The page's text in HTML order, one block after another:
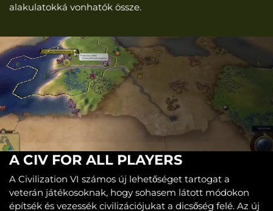
alakulatokká vonhatók össze.
A CIV FOR ALL PLAYERS
A Civilization VI számos új lehetőséget tartogat a
veterán játékosoknak, hogy sohasem látott módokon
építsék és vezessék civilizációjukat a dicsőség felé. Az új